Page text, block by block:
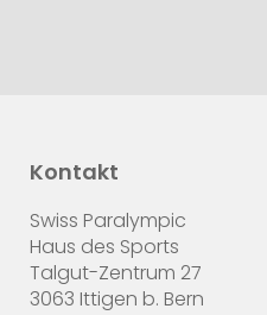
Kontakt
Swiss Paralympic
Haus des Sports
Talgut-Zentrum 27
3063 Ittigen b. Bern